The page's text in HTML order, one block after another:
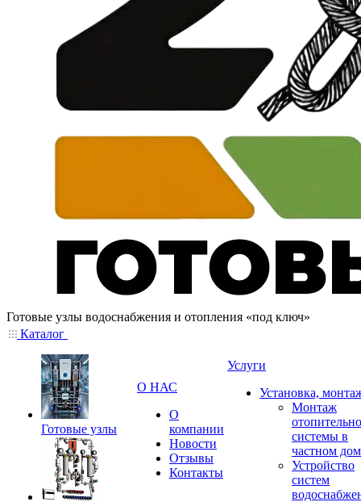
Готовые узлы водоснабжения и отопления «под ключ»
Каталог
Готовые узлы
О НАС
О
компании
Новости
Отзывы
Контакты
Услуги
Установка,
Монтаж
системы в
частном
Устройство
систем